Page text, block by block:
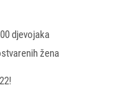
djevojaka
žena